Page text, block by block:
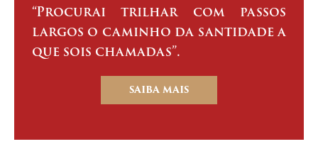
“Procurai trilhar com passos
largos o caminho da santidade a
que sois chamadas”.
SAIBA MAIS